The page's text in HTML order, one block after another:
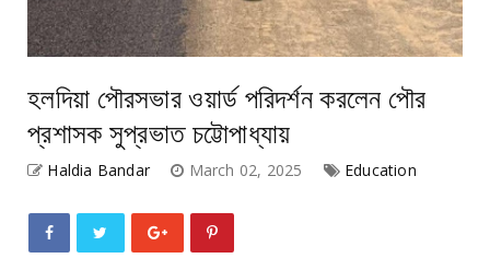
হলদিয়া পৌরসভার ওয়ার্ড পরিদর্শন করলেন পৌর
প্রশাসক সুপ্রভাত চট্টোপাধ্যায়
Haldia Bandar March 02, 2025 Education